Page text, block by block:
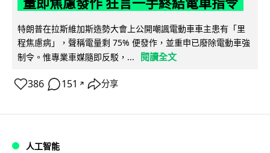
特朗普在拉斯維加斯造勢大會上公開嘲諷電動車車主患有「里
程焦慮病」，聲稱電量剩 75% 便發作，並重申已廢除電動車強
制令。惟專業車媒隨即反駁，...
閱讀全文
386 151 ↗ 分享
人工智能